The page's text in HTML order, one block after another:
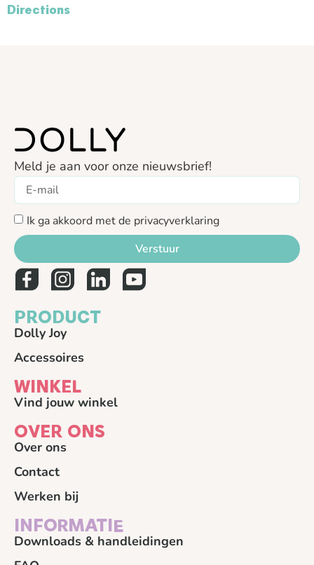
Directions
More info
58.9 km
Directions
Riesewijk Exclusives
Hunneperweg 3
Deventer 7418 EH
Nederland
More info
75.4 km
Directions
Gilseinde 116a
Ravels 2380
More info
80.4 km
Directions
Fiets-ID
Gasthuisplein 24
Meld je aan voor onze nieuwsbrief!
Ik ga akkoord met de privacyverklaring
Verstuur
PRODUCT
Dolly Joy
Accessoires
WINKEL
Vind jouw winkel
OVER ONS
Over ons
Contact
Werken bij
INFORMATIE
Downloads & handleidingen